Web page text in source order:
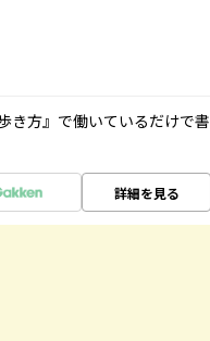
き方』で働いているだけで書
詳細を見る